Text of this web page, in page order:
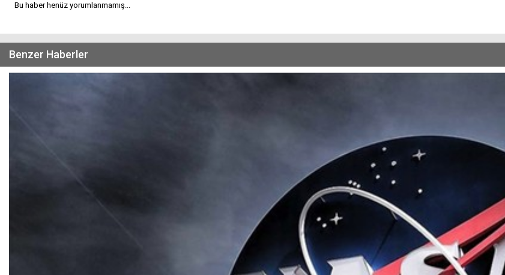
Bu haber henüz yorumlanmamış...
Benzer Haberler